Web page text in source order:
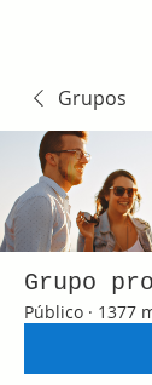
Grupos
Grupo
Público · 1377